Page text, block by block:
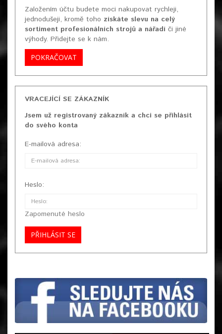
Založením účtu budete moci nakupovat rychleji,
jednodušeji, kromě toho získáte slevu na celý
sortiment profesionálních strojů a nářadí či jiné
výhody. Přidejte se k nám.
POKRAČOVAT
VRACEJÍCÍ SE ZÁKAZNÍK
Jsem už registrovaný zákazník a chci se přihlásit
do svého konta
E-mailová adresa:
Heslo:
Zapomenuté heslo